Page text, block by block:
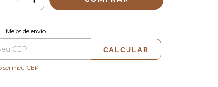
para o CEP:
Meios de envio
CALCULAR
sei meu CEP